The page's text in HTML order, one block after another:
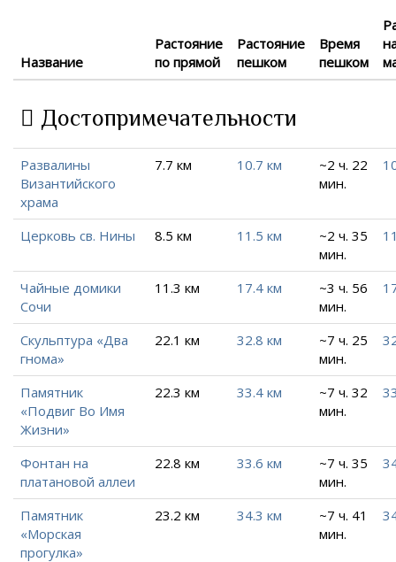
Название
Растояние
по прямой
Растояние
пешком
Время
пешком
Достопримечательности
Развалины
Византийского
храма
7.7 км 10.7 км
~2 ч. 22
мин.
Церковь св. Нины 8.5 км 11.5 км
~2 ч. 35
мин.
Чайные домики
Сочи
11.3 км 17.4 км
~3 ч. 56
мин.
Скульптура «Два
гнома»
22.1 км 32.8 км
~7 ч. 25
мин.
Памятник
«Подвиг Во Имя
Жизни»
22.3 км 33.4 км
~7 ч. 32
мин.
Фонтан на
платановой аллеи
22.8 км 33.6 км
~7 ч. 35
мин.
Памятник
«Морская
прогулка»
23.2 км 34.3 км
~7 ч. 41
мин.